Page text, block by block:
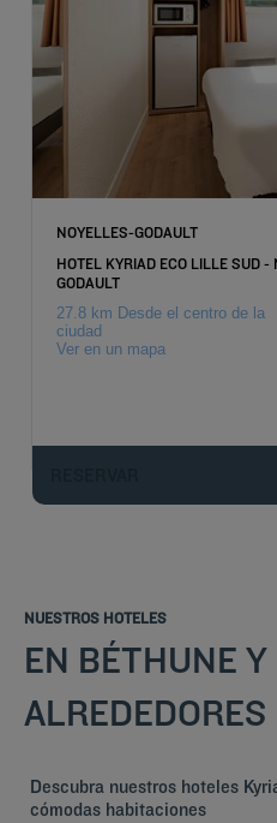
NOYELLES-GODAULT
HOTEL KYRIAD ECO LILLE SUD -
GODAULT
27.8 km Desde el centro de la
ciudad
Ver en un mapa
NUESTROS HOTELES
EN BÉTHUNE Y
ALREDEDORES
Descubra nuestros hoteles
cómodas habitaciones